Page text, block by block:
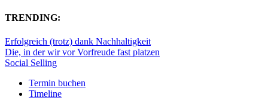
TRENDING:
Erfolgreich (trotz) dank Nachhaltigkeit
Die, in der wir vor Vorfreude fast platzen
Social Selling
Termin buchen
Timeline